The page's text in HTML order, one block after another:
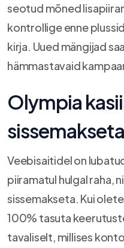
seotud mõned
kontrollige enne
kirja. Uued mängijad
hämmastavaid
Olympia
Veebisaitidel on
piiramatul hulgal raha,
sissemakseta. Kui
100% tasuta
tavaliselt, millises